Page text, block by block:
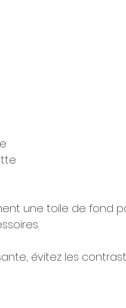
une toile de fond
évitez les